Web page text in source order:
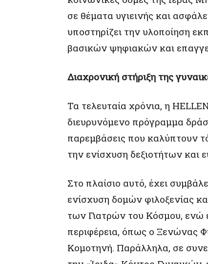
σε θέματα υγιεινής και
υποστηρίζει την υλοποίηση
βασικών ψηφιακών και
Διαχρονική στήριξη της
Τα τελευταία χρόνια, η
διευρυνόμενο πρόγραμμα
παρεμβάσεις που καλύπτουν
την ενίσχυση δεξιοτήτων και
Στο πλαίσιο αυτό, έχει
ενίσχυση δομών φιλοξενίας
των Γιατρών του Κόσμου, ενώ
περιφέρεια, όπως ο Ξενώνας
Κομοτηνή. Παράλληλα, σε